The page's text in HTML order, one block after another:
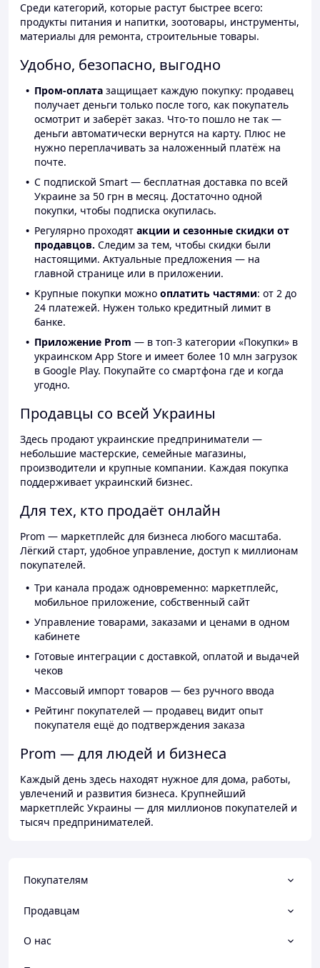
Среди категорий, которые растут быстрее всего:
продукты питания и напитки, зоотовары, инструменты,
материалы для ремонта, строительные товары.
Удобно, безопасно, выгодно
Пром-оплата защищает каждую покупку: продавец
получает деньги только после того, как покупатель
осмотрит и заберёт заказ. Что-то пошло не так —
деньги автоматически вернутся на карту. Плюс не
нужно переплачивать за наложенный платёж на
почте.
С подпиской Smart — бесплатная доставка по всей
Украине за 50 грн в месяц. Достаточно одной
покупки, чтобы подписка окупилась.
Регулярно проходят акции и сезонные скидки от
продавцов. Следим за тем, чтобы скидки были
настоящими. Актуальные предложения — на
главной странице или в приложении.
Крупные покупки можно оплатить частями: от 2 до
24 платежей. Нужен только кредитный лимит в
банке.
Приложение Prom — в топ-3 категории «Покупки» в
украинском App Store и имеет более 10 млн загрузок
в Google Play. Покупайте со смартфона где и когда
угодно.
Продавцы со всей Украины
Здесь продают украинские предприниматели —
небольшие мастерские, семейные магазины,
производители и крупные компании. Каждая покупка
поддерживает украинский бизнес.
Для тех, кто продаёт онлайн
Prom — маркетплейс для бизнеса любого масштаба.
Лёгкий старт, удобное управление, доступ к миллионам
покупателей.
Три канала продаж одновременно: маркетплейс,
мобильное приложение, собственный сайт
Управление товарами, заказами и ценами в одном
кабинете
Готовые интеграции с доставкой, оплатой и выдачей
чеков
Массовый импорт товаров — без ручного ввода
Рейтинг покупателей — продавец видит опыт
покупателя ещё до подтверждения заказа
Prom — для людей и бизнеса
Каждый день здесь находят нужное для дома, работы,
увлечений и развития бизнеса. Крупнейший
маркетплейс Украины — для миллионов покупателей и
тысяч предпринимателей.
Покупателям
Продавцам
О нас